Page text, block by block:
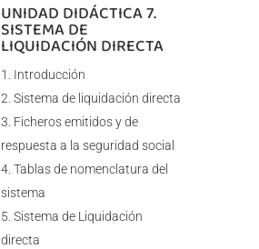
UNIDAD DIDÁCTICA 7.
SISTEMA DE
LIQUIDACIÓN DIRECTA
Introducción
Sistema de liquidación directa
Ficheros emitidos y de
respuesta a la seguridad social
Tablas de nomenclatura del
sistema
Sistema de Liquidación
directa